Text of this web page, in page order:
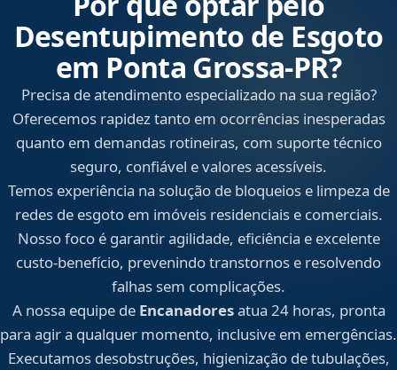
Desentupimento de Esgoto
em Ponta Grossa‑PR?
Precisa de atendimento especializado na sua região?
Oferecemos rapidez tanto em ocorrências inesperadas
quanto em demandas rotineiras, com suporte técnico
seguro, confiável e valores acessíveis.
Temos experiência na solução de bloqueios e limpeza de
redes de esgoto em imóveis residenciais e comerciais.
Nosso foco é garantir agilidade, eficiência e excelente
custo-benefício, prevenindo transtornos e resolvendo
falhas sem complicações.
A nossa equipe de Encanadoresatua 24 horas, pronta
para agir a qualquer momento, inclusive em emergências.
Executamos desobstruções, higienização de tubulações,